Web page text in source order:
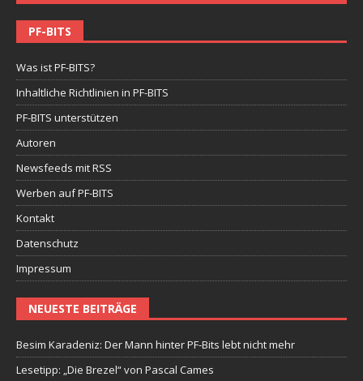
PF-BITS
Was ist PF-BITS?
Inhaltliche Richtlinien in PF-BITS
PF-BITS unterstützen
Autoren
Newsfeeds mit RSS
Werben auf PF-BITS
Kontakt
Datenschutz
Impressum
NEUESTE BEITRÄGE
Besim Karadeniz: Der Mann hinter PF-Bits lebt nicht mehr
Lesetipp: „Die Brezel“ von Pascal Cames